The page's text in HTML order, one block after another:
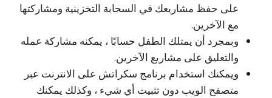
على حفظ مشاريعك في السحابة التخزينية ومشاركتها
مع الآخرين.
وبمجرد أن يمتلك الطفل حسابًا ، يمكنه مشاركة عمله
والتعليق على مشاريع الآخرين.
ويمكنك استخدام برنامج سكراتش على الانترنت عبر
متصفح الويب دون تثبيت أي شيء ، وكذلك يمكنك